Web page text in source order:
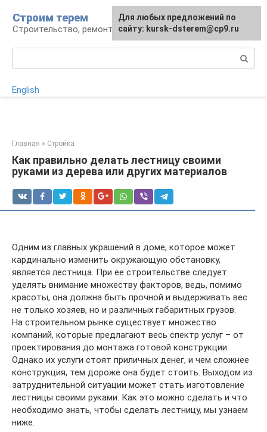
контенту
Строим терем
Строительство, ремонт, ландшафт
English
Главная » Стройка
Как правильно делать лестницу своими
руками из дерева или других материалов
Одним из главных украшений в доме, которое может
кардинально изменить окружающую обстановку,
является лестница. При ее строительстве следует
уделять внимание множеству факторов, ведь, помимо
красоты, она должна быть прочной и выдерживать вес
не только хозяев, но и различных габаритных грузов.
На строительном рынке существует множество
компаний, которые предлагают весь спектр услуг – от
проектирования до монтажа готовой конструкции.
Однако их услуги стоят приличных денег, и чем сложнее
конструкция, тем дороже она будет стоить. Выходом из
затруднительной ситуации может стать изготовление
лестницы своими руками. Как это можно сделать и что
необходимо знать, чтобы сделать лестницу, мы узнаем
ниже.
Для любых предложений по
сайту: kursk-dsterem@cp9.ru